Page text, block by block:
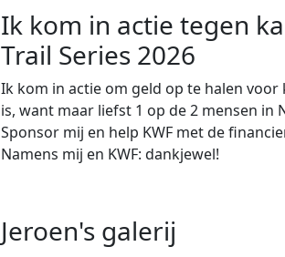
Ik kom in actie tegen
Trail Series 2026
Ik kom in actie om geld op te halen
is, want maar liefst 1 op de 2 mensen in
Sponsor mij en help KWF met de
Namens mij en KWF: dankjewel!
Jeroen's galerij